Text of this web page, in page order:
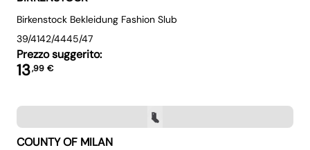
Birkenstock Bekleidung Fashion Slub
39/4142/4445/47
Prezzo suggerito:
13,99 €
COUNTY OF MILAN